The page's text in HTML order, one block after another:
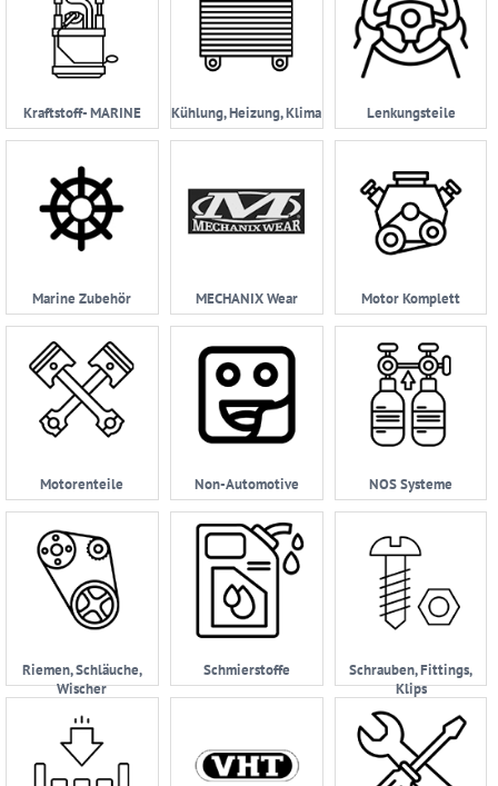
Kraftstoff- MARINE Kühlung, Heizung, Klima Lenkungsteile
Marine Zubehör MECHANIX Wear Motor Komplett
Motorenteile Non-Automotive NOS Systeme
Riemen, Schläuche,
Wischer
Schmierstoffe
Schrauben, Fittings,
Klips